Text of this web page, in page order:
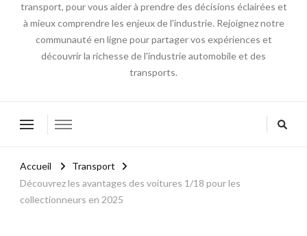
transport, pour vous aider à prendre des décisions éclairées et
à mieux comprendre les enjeux de l'industrie. Rejoignez notre
communauté en ligne pour partager vos expériences et
découvrir la richesse de l'industrie automobile et des
transports.
Accueil
Transport
Découvrez les avantages des voitures 1/18 pour les
collectionneurs en 2025